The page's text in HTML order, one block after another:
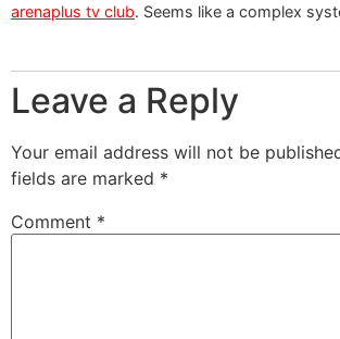
arenaplus tv club. Seems like a complex
Leave a Reply
Your email address will not be
fields are marked *
Comment *